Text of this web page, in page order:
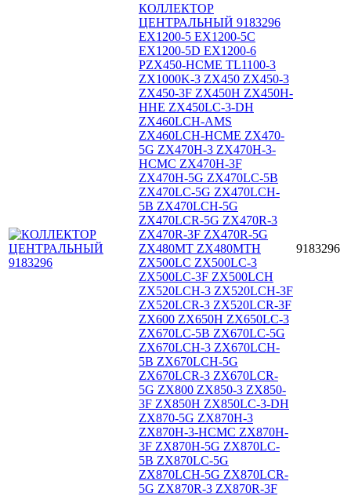
КОЛЛЕКТОР
ЦЕНТРАЛЬНЫЙ 9183296
EX1200-5 EX1200-5C
EX1200-5D EX1200-6
PZX450-HCME TL1100-3
ZX1000K-3 ZX450 ZX450-3
ZX450-3F ZX450H ZX450H-
HHE ZX450LC-3-DH
ZX460LCH-AMS
ZX460LCH-HCME ZX470-
5G ZX470H-3 ZX470H-3-
HCMC ZX470H-3F
ZX470H-5G ZX470LC-5B
ZX470LC-5G ZX470LCH-
5B ZX470LCH-5G
ZX470LCR-5G ZX470R-3
ZX470R-3F ZX470R-5G
ZX480MT ZX480MTH
ZX500LC ZX500LC-3
ZX500LC-3F ZX500LCH
ZX520LCH-3 ZX520LCH-3F
ZX520LCR-3 ZX520LCR-3F
ZX600 ZX650H ZX650LC-3
ZX670LC-5B ZX670LC-5G
ZX670LCH-3 ZX670LCH-
5B ZX670LCH-5G
ZX670LCR-3 ZX670LCR-
5G ZX800 ZX850-3 ZX850-
3F ZX850H ZX850LC-3-DH
ZX870-5G ZX870H-3
ZX870H-3-HCMC ZX870H-
3F ZX870H-5G ZX870LC-
5B ZX870LC-5G
ZX870LCH-5G ZX870LCR-
5G ZX870R-3 ZX870R-3F
9183296